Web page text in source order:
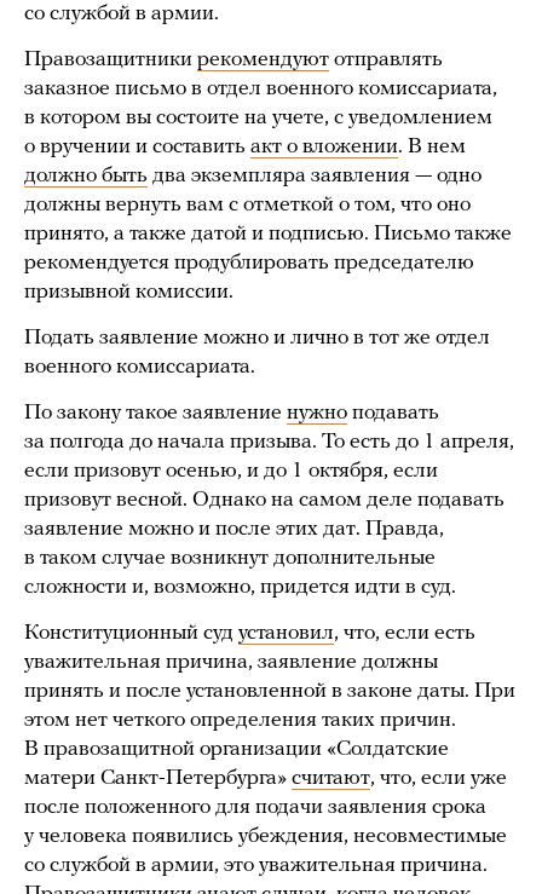
со службой в армии.
Правозащитники рекомендуют отправлять
заказное письмо в отдел военного комиссариата,
в котором вы состоите на учете, с уведомлением
о вручении и составить акт о вложении. В нем
должно быть два экземпляра заявления — одно
должны вернуть вам с отметкой о том, что оно
принято, а также датой и подписью. Письмо также
рекомендуется продублировать председателю
призывной комиссии.
Подать заявление можно и лично в тот же отдел
военного комиссариата.
По закону такое заявление нужно подавать
за полгода до начала призыва. То есть до 1 апреля,
если призовут осенью, и до 1 октября, если
призовут весной. Однако на самом деле подавать
заявление можно и после этих дат. Правда,
в таком случае возникнут дополнительные
сложности и, возможно, придется идти в суд.
Конституционный суд установил, что, если есть
уважительная причина, заявление должны
принять и после установленной в законе даты. При
этом нет четкого определения таких причин.
В правозащитной организации «Солдатские
матери Санкт-Петербурга» считают, что, если уже
после положенного для подачи заявления срока
у человека появились убеждения, несовместимые
со службой в армии, это уважительная причина.